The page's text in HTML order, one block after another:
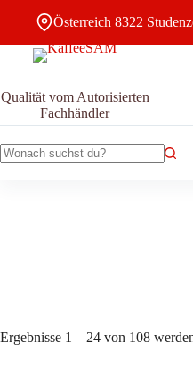
Österreich 8322
Qualität vom Autorisierten
Fachhändler
Ergebnisse 1 – 24 von 108